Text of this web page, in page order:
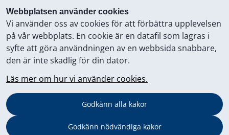
Webbplatsen använder cookies
Vi använder oss av cookies för att förbättra upplevelsen
på vår webbplats. En cookie är en datafil som lagras i
syfte att göra användningen av en webbsida snabbare,
den är inte skadlig för din dator.
Läs mer om hur vi använder cookies.
Godkänn alla kakor
Godkänn nödvändiga kakor